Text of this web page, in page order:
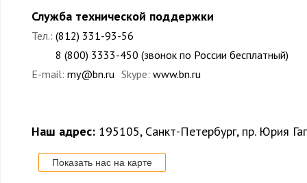
Служба технической поддержки
Тел.: (812) 331-93-56
8 (800) 3333-450 (звонок по России бесплатный)
E-mail: my@bn.ru Skype: www.bn.ru
Наш адрес: 195105, Санкт-Петербург, пр. Юрия
Показать нас на карте